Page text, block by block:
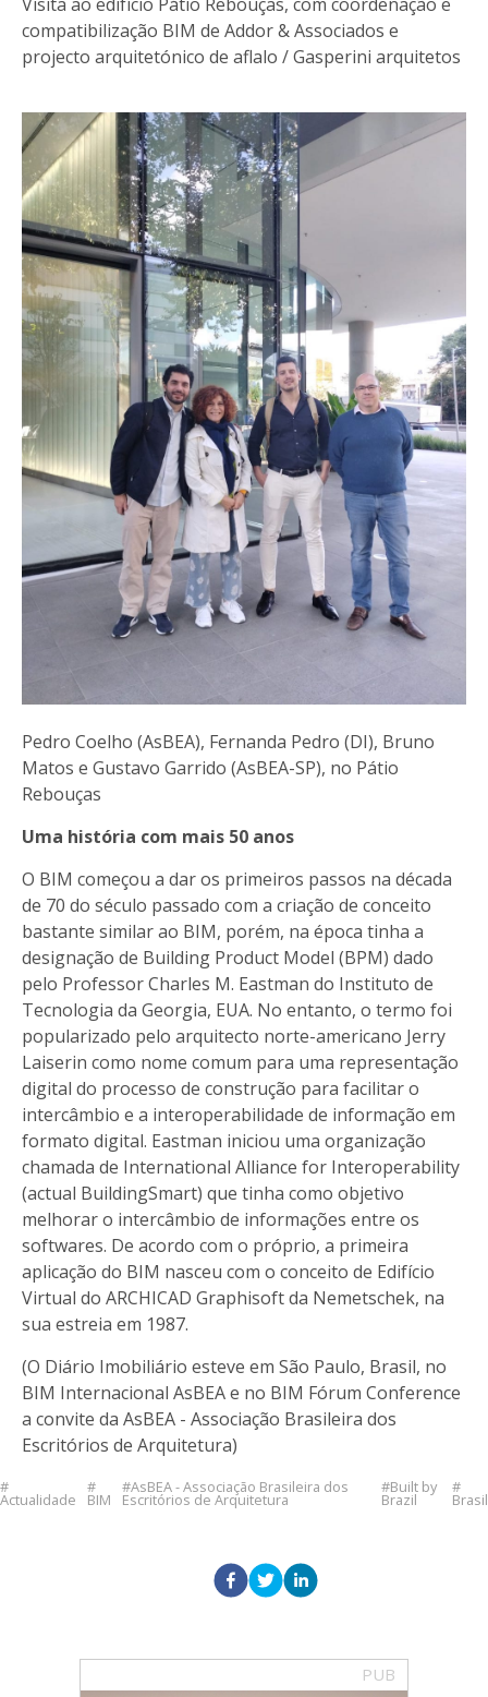
Visita ao edifício Pátio Rebouças, com coordenação e
compatibilização BIM de Addor & Associados e
projecto arquitetónico de aflalo / Gasperini arquitetos
Pedro Coelho (AsBEA), Fernanda Pedro (DI), Bruno
Matos e Gustavo Garrido (AsBEA-SP), no Pátio
Rebouças
Uma história com mais 50 anos
O BIM começou a dar os primeiros passos na década
de 70 do século passado com a criação de conceito
bastante similar ao BIM, porém, na época tinha a
designação de Building Product Model (BPM) dado
pelo Professor Charles M. Eastman do Instituto de
Tecnologia da Georgia, EUA. No entanto, o termo foi
popularizado pelo arquitecto norte-americano Jerry
Laiserin como nome comum para uma representação
digital do processo de construção para facilitar o
intercâmbio e a interoperabilidade de informação em
formato digital. Eastman iniciou uma organização
chamada de International Alliance for Interoperability
(actual BuildingSmart) que tinha como objetivo
melhorar o intercâmbio de informações entre os
softwares. De acordo com o próprio, a primeira
aplicação do BIM nasceu com o conceito de Edifício
Virtual do ARCHICAD Graphisoft da Nemetschek, na
sua estreia em 1987.
(O Diário Imobiliário esteve em São Paulo, Brasil, no
BIM Internacional AsBEA e no BIM Fórum Conference
a convite da AsBEA - Associação Brasileira dos
Escritórios de Arquitetura)
Actualidade BIM
AsBEA - Associação Brasileira dos
Escritórios de Arquitetura
Built by
Brazil Brasil
PUB